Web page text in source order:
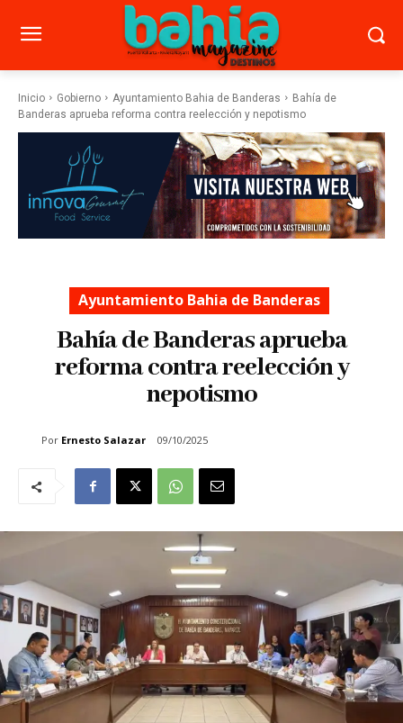
Inicio Gobierno Ayuntamiento Bahia de Banderas
Bahía de
Banderas aprueba reforma contra reelección y nepotismo
Ayuntamiento Bahia de Banderas
Bahía de Banderas aprueba
reforma contra reelección y
nepotismo
Por Ernesto Salazar 09/10/2025